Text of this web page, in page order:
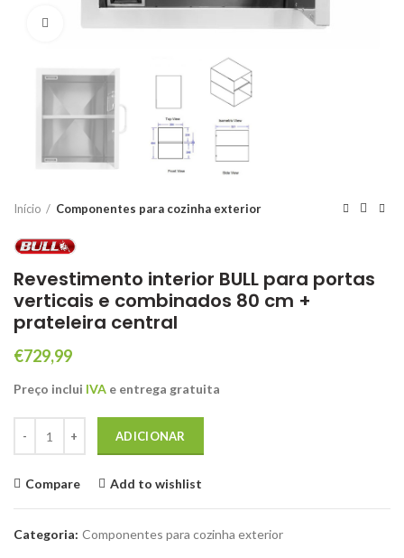
Início Componentes para cozinha exterior
Revestimento interior BULL para portas
verticais e combinados 80 cm +
prateleira central
€729,99
Preço inclui IVA e entrega gratuita
ADICIONAR
Compare Add to wishlist
Categoria: Componentes para cozinha exterior